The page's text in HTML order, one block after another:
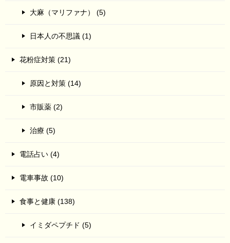
大麻（マリファナ） (5)
日本人の不思議 (1)
花粉症対策 (21)
原因と対策 (14)
市販薬 (2)
治療 (5)
電話占い (4)
電車事故 (10)
食事と健康 (138)
イミダペプチド (5)